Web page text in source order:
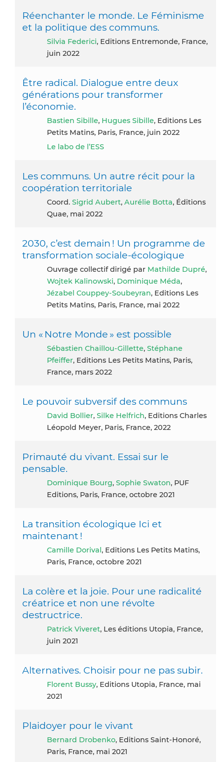
Réenchanter le monde. Le Féminisme
et la politique des communs.
Silvia Federici, Editions Entremonde, France,
juin 2022
Être radical. Dialogue entre deux
générations pour transformer
l’économie.
Bastien Sibille, Hugues Sibille, Editions Les
Petits Matins, Paris, France, juin 2022
Le labo de l’ESS
Les communs. Un autre récit pour la
coopération territoriale
Coord. Sigrid Aubert, Aurélie Botta, Éditions
Quae, mai 2022
2030, c’est demain ! Un programme de
transformation sociale-écologique
Ouvrage collectif dirigé par Mathilde Dupré,
Wojtek Kalinowski, Dominique Méda,
Jézabel Couppey-Soubeyran, Editions Les
Petits Matins, Paris, France, mai 2022
Un « Notre Monde » est possible
Sébastien Chaillou-Gillette, Stéphane
Pfeiffer, Editions Les Petits Matins, Paris,
France, mars 2022
Le pouvoir subversif des communs
David Bollier, Silke Helfrich, Editions Charles
Léopold Meyer, Paris, France, 2022
Primauté du vivant. Essai sur le
pensable.
Dominique Bourg, Sophie Swaton, PUF
Editions, Paris, France, octobre 2021
La transition écologique Ici et
maintenant !
Camille Dorival, Editions Les Petits Matins,
Paris, France, octobre 2021
La colère et la joie. Pour une radicalité
créatrice et non une révolte
destructrice.
Patrick Viveret, Les éditions Utopia, France,
juin 2021
Alternatives. Choisir pour ne pas subir.
Florent Bussy, Editions Utopia, France, mai
2021
Plaidoyer pour le vivant
Bernard Drobenko, Editions Saint-Honoré,
Paris, France, mai 2021